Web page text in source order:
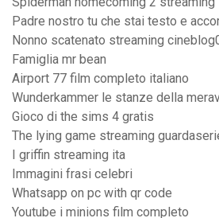
Padre nostro tu che stai testo e
Nonno scatenato streaming
Famiglia mr bean
Airport 77 film completo italiano
Wunderkammer le stanze della
Gioco di the sims 4 gratis
The lying game streaming
I griffin streaming ita
Immagini frasi celebri
Whatsapp on pc with qr code
Youtube i minions film completo